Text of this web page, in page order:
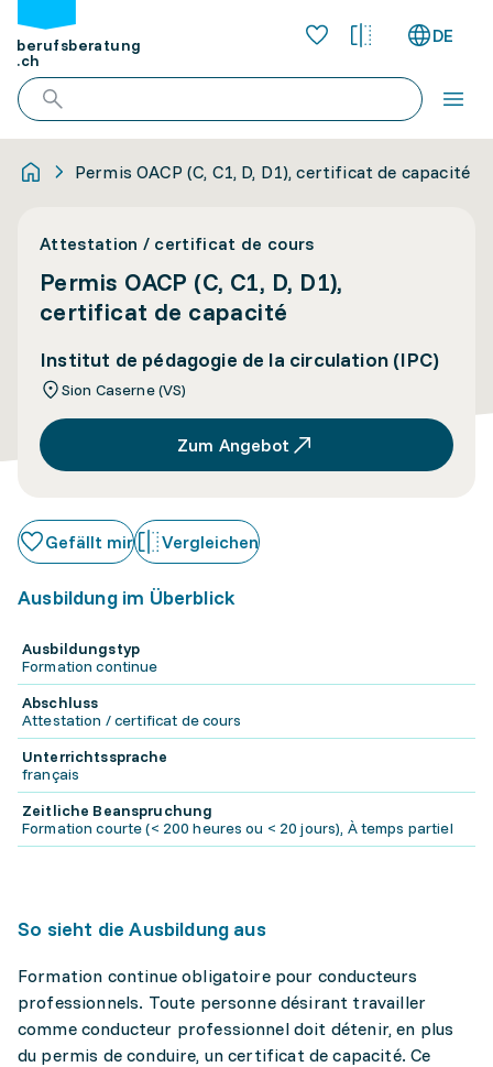
berufsberatung
.ch
DE
Permis OACP (C, C1, D, D1), certificat de capacité
Attestation / certificat de cours
Permis OACP (C, C1, D, D1),
certificat de capacité
Institut de pédagogie de la circulation (IPC)
Sion Caserne (VS)
Zum Angebot
Gefällt mir Vergleichen
Ausbildung im Überblick
Ausbildungstyp
Formation continue
Abschluss
Attestation / certificat de cours
Unterrichtssprache
français
Zeitliche Beanspruchung
Formation courte (< 200 heures ou < 20 jours), À temps partiel
So sieht die Ausbildung aus
Formation continue obligatoire pour conducteurs
professionnels. Toute personne désirant travailler
comme conducteur professionnel doit détenir, en plus
du permis de conduire, un certificat de capacité. Ce